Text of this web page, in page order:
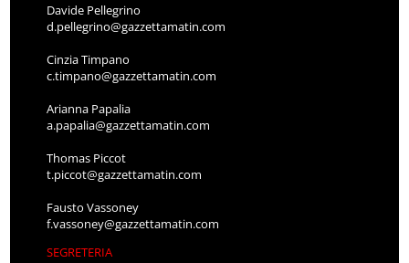
Davide Pellegrino
d.pellegrino@gazzettamatin.com
Cinzia Timpano
c.timpano@gazzettamatin.com
Arianna Papalia
a.papalia@gazzettamatin.com
Thomas Piccot
t.piccot@gazzettamatin.com
Fausto Vassoney
f.vassoney@gazzettamatin.com
SEGRETERIA